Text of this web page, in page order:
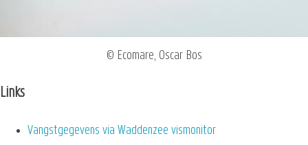
© Ecomare, Oscar Bos
Links
Vangstgegevens via Waddenzee vismonitor